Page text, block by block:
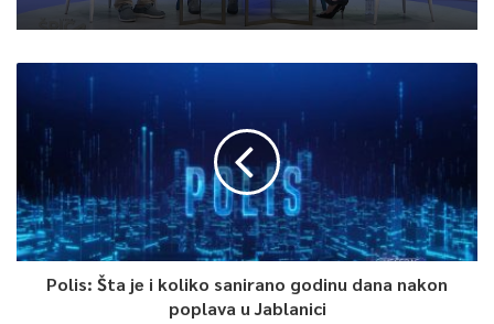
Polis: Šta je i koliko sanirano godinu dana nakon
poplava u Jablanici